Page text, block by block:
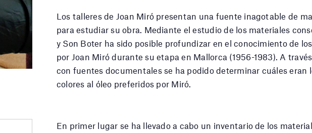
Los talleres de Joan Miró presentan una fuente inagotable de
para estudiar su obra. Mediante el estudio de los materiales
y Son Boter ha sido posible profundizar en el conocimiento de
por Joan Miró durante su etapa en Mallorca (1956-1983). A
con fuentes documentales se ha podido determinar cuáles eran
colores al óleo preferidos por Miró.
En primer lugar se ha llevado a cabo un inventario de los